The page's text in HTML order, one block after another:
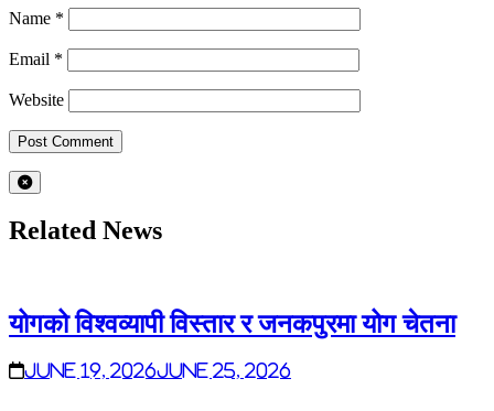
Name *
Email *
Website
Related News
योगको विश्वव्यापी विस्तार र जनकपुरमा योग चेतना
June 19, 2026June 25, 2026